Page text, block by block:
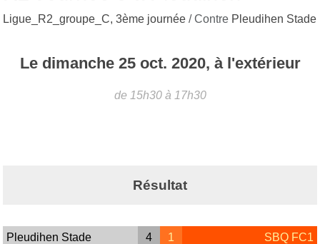
Ligue_R2_groupe_C, 3ème journée / Contre Pleudihen Stade
Le dimanche 25 oct. 2020, à l'extérieur
de 15h30 à 17h30
Résultat
Pleudihen Stade 4 1 SBQ FC1